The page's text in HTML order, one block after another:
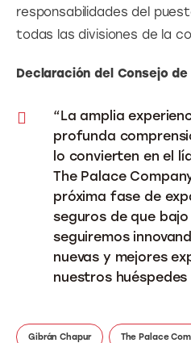
responsabilidades del
todas las divisiones de la
Declaración del Consejo
“La amplia
profunda
lo convierten en el
The Palace
próxima fase de
seguros de que
seguiremos
nuevas y mejores
nuestros
Gibrán Chapur The Palace